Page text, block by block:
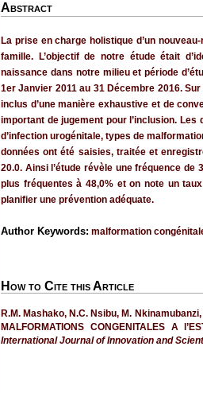
Abstract
La prise en charge holistique d’un
famille. L’objectif de notre étude était
naissance dans notre milieu et période
1er Janvier 2011 au 31 Décembre 2016.
inclus d’une manière exhaustive et de
important de jugement pour l’inclusion.
d’infection urogénitale, types de
données ont été saisies, traitée et
20.0. Ainsi l’étude révèle une fréquence
plus fréquentes à 48,0% et on note un
planifier une prévention adéquate.
Author Keywords: malformation
How to Cite this Article
R.M. Mashako, N.C. Nsibu, M.
MALFORMATIONS CONGENITALES A
International Journal of Innovation and